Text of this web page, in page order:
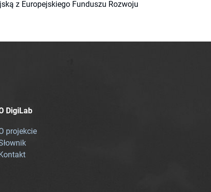
z Europejskiego Funduszu Rozwoju
DigiLab
projekcie